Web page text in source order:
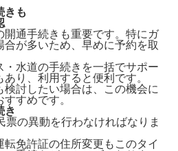
きも
通手続きも重要です。特に ガ
合が多いため、早めに予約を取
・水道の手続きを一括でサポー
り、利用すると便利です。
検討したい場合は、この機会に
すめです。
き
票の異動を行わなければなりま
免許証の住所変更もこのタイ